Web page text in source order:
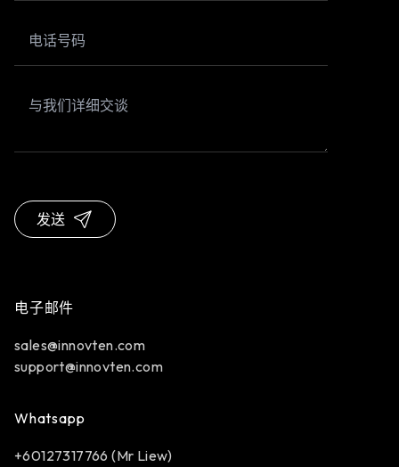
发送
电子邮件
sales@innovten.com
support@innovten.com
Whatsapp
+60127317766 (Mr Liew)